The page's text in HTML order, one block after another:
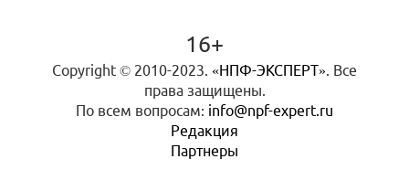
16+
Copyright © 2010-2023. «НПФ-ЭКСПЕРТ». Все
права защищены.
По всем вопросам: info@npf-expert.ru
Редакция
Партнеры